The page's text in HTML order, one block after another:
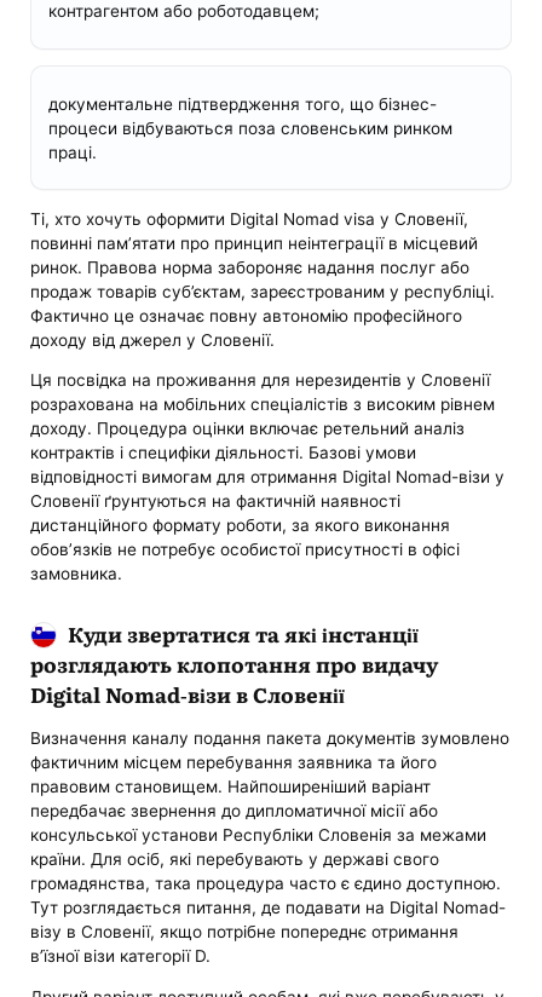
контрагентом або роботодавцем;
документальне підтвердження того, що бізнес-
процеси відбуваються поза словенським ринком
праці.
Ті, хто хочуть оформити Digital Nomad visa у Словенії,
повинні пам’ятати про принцип неінтеграції в місцевий
ринок. Правова норма забороняє надання послуг або
продаж товарів суб’єктам, зареєстрованим у республіці.
Фактично це означає повну автономію професійного
доходу від джерел у Словенії.
Ця посвідка на проживання для нерезидентів у Словенії
розрахована на мобільних спеціалістів з високим рівнем
доходу. Процедура оцінки включає ретельний аналіз
контрактів і специфіки діяльності. Базові умови
відповідності вимогам для отримання Digital Nomad-візи у
Словенії ґрунтуються на фактичній наявності
дистанційного формату роботи, за якого виконання
обов’язків не потребує особистої присутності в офісі
замовника.
Куди звертатися та які інстанції
розглядають клопотання про видачу
Digital Nomad-візи в Словенії
Визначення каналу подання пакета документів зумовлено
фактичним місцем перебування заявника та його
правовим становищем. Найпоширеніший варіант
передбачає звернення до дипломатичної місії або
консульської установи Республіки Словенія за межами
країни. Для осіб, які перебувають у державі свого
громадянства, така процедура часто є єдино доступною.
Тут розглядається питання, де подавати на Digital Nomad-
візу в Словенії, якщо потрібне попереднє отримання
в’їзної візи категорії D.